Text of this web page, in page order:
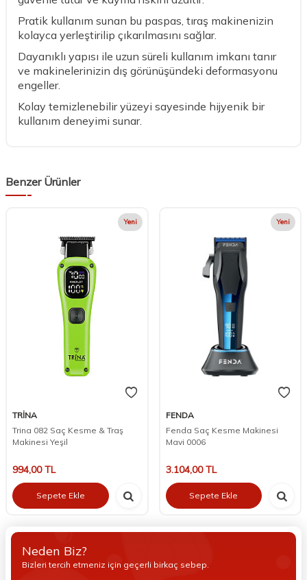
Pratik kullanım sunan bu paspas, tıraş makinenizin
kolayca yerleştirilip çıkarılmasını sağlar.
Dayanıklı yapısı ile uzun süreli kullanım imkanı tanır
ve makinelerinizin dış görünüşündeki deformasyonu
engeller.
Kolay temizlenebilir yüzeyi sayesinde hijyenik bir
kullanım deneyimi sunar.
Benzer Ürünler
Yeni
TRİNA
Trina 082 Saç Kesme & Traş
Makinesi Yeşil
994,00TL
Sepete Ekle
Yeni
FENDA
Fenda Saç Kesme Makinesi
Mavi 0006
3.104,00TL
Sepete Ekle
Neden Biz?
Bizleri tercih etmeniz için geçerli birkaç sebep.